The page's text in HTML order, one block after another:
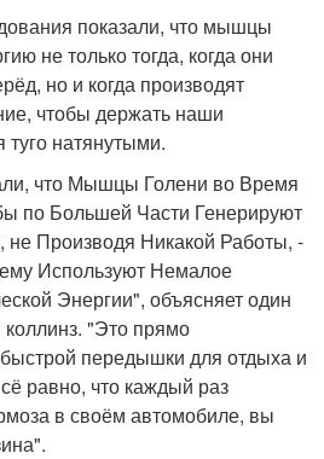
показали, что мышцы
не только тогда, когда они
но и когда производят
чтобы держать наши
натянутыми.
что Мышцы Голени во Время
по Большей Части Генерируют
не Производя Никакой Работы, -
Используют Немалое
Энергии", объясняет один
коллинз. "Это прямо
передышки для отдыха и
равно, что каждый раз
в своём автомобиле, вы